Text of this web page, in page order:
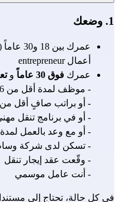
1. وضعك
عمرك بين 18 و30 عاماً (كاملاَ) وأنت طالب، أو طالب عمل ودراسة (تدرس وتعمل في شركة في الوقت نفسه)، أو متدرب (تجري ستاج)، أو عاطل عن العمل، أو موظف، أو تعمل لحسابك الخاص، أو
أعمال entrepreneur
عمرك فوق 30 عاماً و
- موظف لمدة أقل من 6 أشهر (باستثناء عقد دائم مُثبت)
- أو براتب صافٍ أقل من 1500 يورو شهرياً أو يساويها
- أو في برنامج تنقل
- أو مع وعد بالعمل لمدة أقل
- تسكن لدى شركة
- وقّعت عقد إيجار تنقل
- أنت عامل موسمي
في كل حالة، تحتاج إلى